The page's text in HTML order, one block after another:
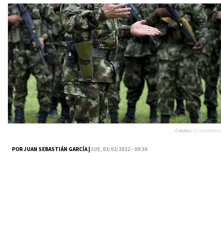
POR JUAN SEBASTIÁN GARCÍA |JUE, 03/02/2022 - 09:36
Créditos:El Colombiano